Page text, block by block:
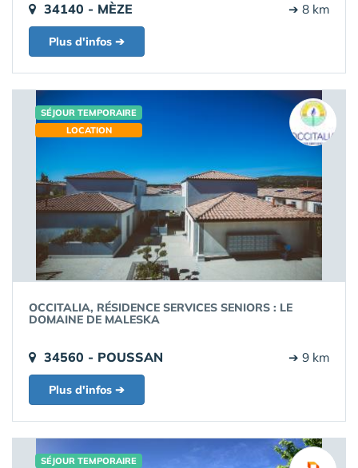
34140 - MÈZE ➔ 8 km
Plus d'infos ➔
SÉJOUR TEMPORAIRE
LOCATION
OCCITALIA, RÉSIDENCE SERVICES SENIORS : LE
DOMAINE DE MALESKA
34560 - POUSSAN ➔ 9 km
Plus d'infos ➔
SÉJOUR TEMPORAIRE